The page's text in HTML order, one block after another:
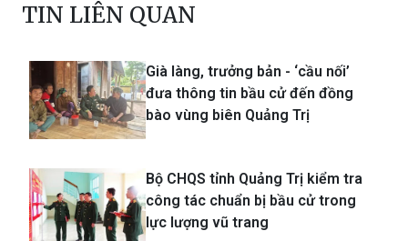
TIN LIÊN QUAN
Già làng, trưởng bản - ‘cầu nối’
đưa thông tin bầu cử đến đồng
bào vùng biên Quảng Trị
Bộ CHQS tỉnh Quảng Trị kiểm tra
công tác chuẩn bị bầu cử trong
lực lượng vũ trang